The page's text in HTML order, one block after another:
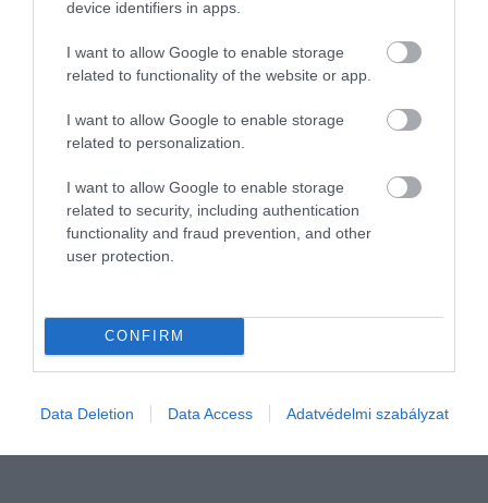
device identifiers in apps.
I want to allow Google to enable storage
related to functionality of the website or app.
I want to allow Google to enable storage
related to personalization.
I want to allow Google to enable storage
related to security, including authentication
functionality and fraud prevention, and other
user protection.
CONFIRM
Data Deletion Data Access Adatvédelmi szabályzat
helyzetekre van megoldás.